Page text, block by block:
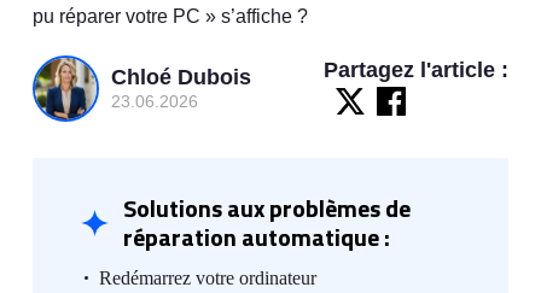
Partenaires
pu réparer votre PC » s’affiche ?
Chloé Dubois
23.06.2026
Partagez l'article :
Solutions aux problèmes de
réparation automatique :
Redémarrez votre ordinateur